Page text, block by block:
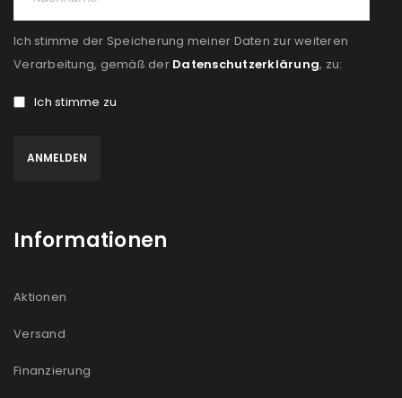
Ich stimme der Speicherung meiner Daten zur weiteren
Verarbeitung, gemäß der Datenschutzerklärung, zu:
Ich stimme zu
Informationen
Aktionen
Versand
Finanzierung